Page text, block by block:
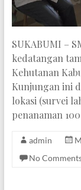
SUKABUMI –
kedatangan
Kehutanan
Kunjungan ini
lokasi (survei
penanaman
admin
No